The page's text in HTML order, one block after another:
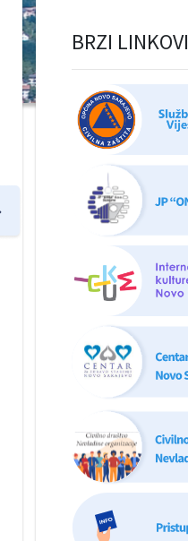
BRZI LINKOVI